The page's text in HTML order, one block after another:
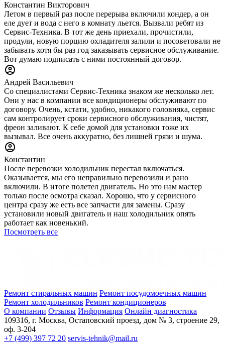
Константин Викторович
Летом в первый раз после перерыва включили кондер, а он
еле дует и вода с него в комнату льется. Вызвали ребят из
Сервис-Техника. В тот же день приехали, прочистили,
продули, новую порцию охладителя залили и посоветовали не
забывать хотя бы раз год заказывать сервисное обслуживание.
Вот думаю подписать с ними постоянный договор.
Андрей Васильевич
Со специалистами Сервис-Техника знаком же несколько лет.
Они у нас в компании все кондиционеры обслуживают по
договору. Очень, кстати, удобно, никакого головняка, сервис
сам контролирует сроки сервисного обслуживания, чистят,
фреон заливают. К себе домой для установки тоже их
вызывал. Все очень аккуратно, без лишней грязи и шума.
Константин
После перевозки холодильник перестал включаться.
Оказывается, мы его неправильно перевозили и рано
включили. В итоге полетел двигатель. Но это нам мастер
только после осмотра сказал. Хорошо, что у сервисного
центра сразу же есть все запчасти для замены. Сразу
установили новый двигатель и наш холодильник опять
работает как новенький.
Посмотреть все
Ремонт стиральных машин Ремонт посудомоечных машин
Ремонт холодильников Ремонт кондиционеров
О компании Отзывы Информация Онлайн диагностика
109316, г. Москва, Остаповский проезд, дом № 3, строение 29,
оф. 3-204
+7 (499) 397 72 20 servis-tehnik@mail.ru